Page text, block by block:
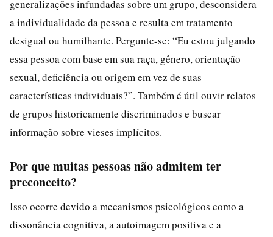
generalizações infundadas sobre um grupo, desconsidera
a individualidade da pessoa e resulta em tratamento
desigual ou humilhante. Pergunte-se: “Eu estou julgando
essa pessoa com base em sua raça, gênero, orientação
sexual, deficiência ou origem em vez de suas
características individuais?”. Também é útil ouvir relatos
de grupos historicamente discriminados e buscar
informação sobre vieses implícitos.
Por que muitas pessoas não admitem ter
preconceito?
Isso ocorre devido a mecanismos psicológicos como a
dissonância cognitiva, a autoimagem positiva e a